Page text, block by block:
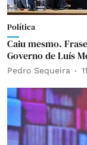
Política
Caiu mesmo.
Governo de Luís
Pedro Sequeira